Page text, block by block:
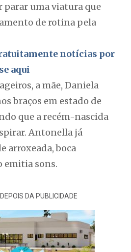
parar uma viatura que
de rotina pela
notícias por
aqui
a mãe, Daniela
braços em estado de
que a recém-nascida
Antonella já
arroxeada, boca
emitia sons.
DA PUBLICIDADE